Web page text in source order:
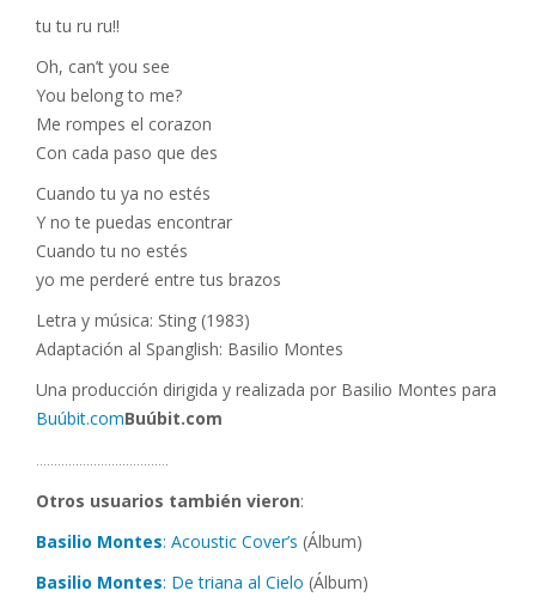
tu tu ru ru!!
Oh, can’t you see
You belong to me?
Me rompes el corazon
Con cada paso que des
Cuando tu ya no estés
Y no te puedas encontrar
Cuando tu no estés
yo me perderé entre tus brazos
Letra y música: Sting (1983)
Adaptación al Spanglish: Basilio Montes
Una producción dirigida y realizada por Basilio Montes para
Buúbit.comBuúbit.com
……………………………….
Otros usuarios también vieron:
Basilio Montes: Acoustic Cover’s (Álbum)
Basilio Montes: De triana al Cielo (Álbum)